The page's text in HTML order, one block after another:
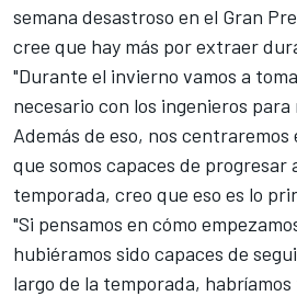
semana desastroso en el Gran
cree que hay más por extraer
"Durante el invierno vamos a
necesario con los ingenieros para
Además de eso, nos centraremos
que somos capaces de progresar
temporada, creo que eso es lo
"Si pensamos en cómo
hubiéramos sido capaces de
largo de la temporada,